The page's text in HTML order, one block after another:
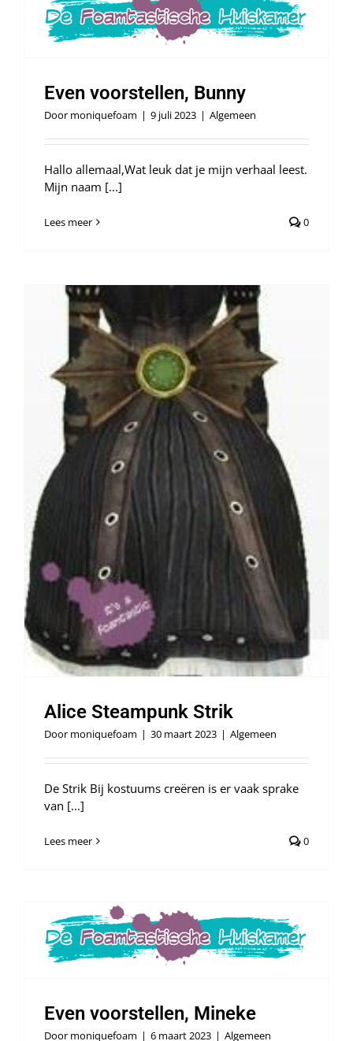
Even voorstellen, Bunny
Door moniquefoam | 9 juli 2023 | Algemeen
Hallo allemaal,Wat leuk dat je mijn verhaal leest.
Mijn naam [...]
Lees meer 0
Alice Steampunk Strik
Door moniquefoam | 30 maart 2023 | Algemeen
De Strik Bij kostuums creëren is er vaak sprake
van [...]
Lees meer 0
Even voorstellen, Mineke
Door moniquefoam | 6 maart 2023 | Algemeen